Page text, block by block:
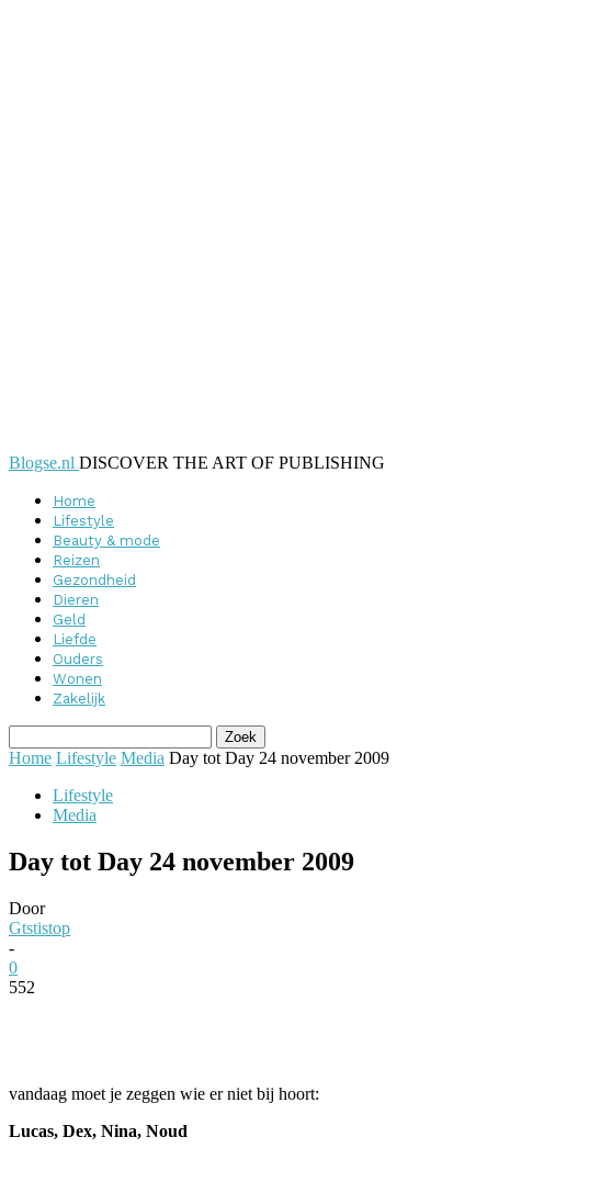
Blogse.nl DISCOVER THE ART OF PUBLISHING
Home
Lifestyle
Beauty & mode
Reizen
Gezondheid
Dieren
Geld
Liefde
Ouders
Wonen
Zakelijk
Home Lifestyle Media Day tot Day 24 november 2009
Lifestyle
Media
Day tot Day 24 november 2009
Door
Gtstistop
-
0
552
vandaag moet je zeggen wie er niet bij hoort:
Lucas, Dex, Nina, Noud